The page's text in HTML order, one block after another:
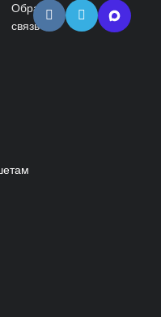
Обратная
связь